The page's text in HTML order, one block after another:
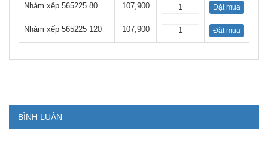
Nhám xếp 565225 80 107,900 Đặt mua
Nhám xếp 565225 120 107,900 Đặt mua
BÌNH LUẬN